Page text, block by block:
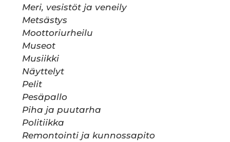
Meri, vesistöt ja veneily
Metsästys
Moottoriurheilu
Museot
Musiikki
Näyttelyt
Pelit
Pesäpallo
Piha ja puutarha
Politiikka
Remontointi ja kunnossapito